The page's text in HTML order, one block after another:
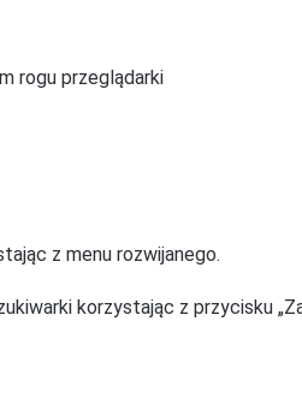
rogu przeglądarki
z menu rozwijanego.
korzystając z przycisku